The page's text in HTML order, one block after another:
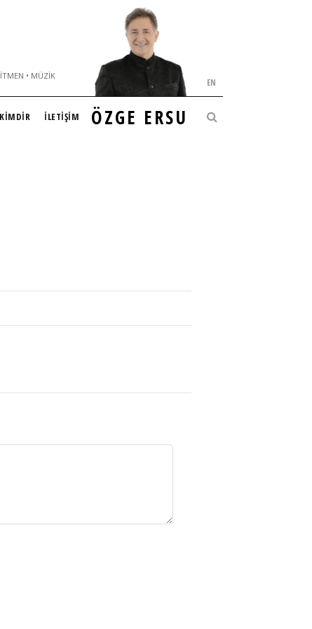
• MÜZIK
ÖZGE ERSU
EN
KİMDİR İLETİŞİM